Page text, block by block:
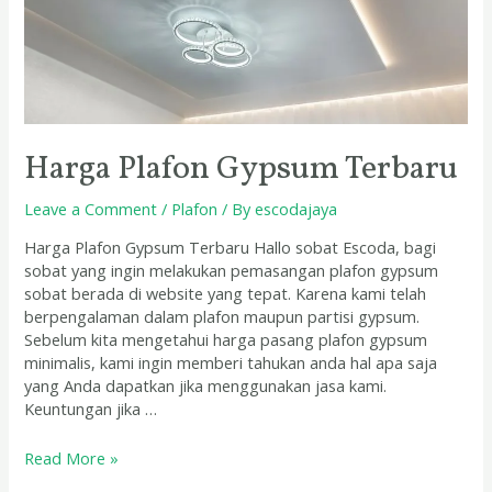
Harga Plafon Gypsum Terbaru
Leave a Comment / Plafon / Byescodajaya
Harga Plafon Gypsum Terbaru Hallo sobat Escoda, bagi
sobat yang ingin melakukan pemasangan plafon gypsum
sobat berada di website yang tepat. Karena kami telah
berpengalaman dalam plafon maupun partisi gypsum.
Sebelum kita mengetahui harga pasang plafon gypsum
minimalis, kami ingin memberi tahukan anda hal apa saja
yang Anda dapatkan jika menggunakan jasa kami.
Keuntungan jika …
Read More »